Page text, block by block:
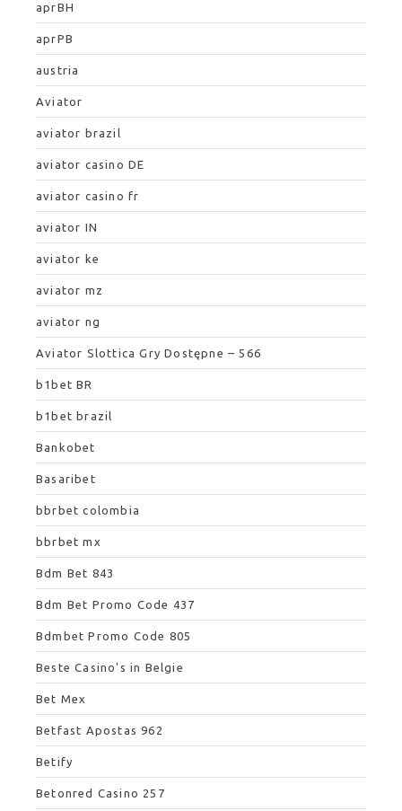
aprBH
aprPB
austria
Aviator
aviator brazil
aviator casino DE
aviator casino fr
aviator IN
aviator ke
aviator mz
aviator ng
Aviator Slottica Gry Dostępne – 566
b1bet BR
b1bet brazil
Bankobet
Basaribet
bbrbet colombia
bbrbet mx
Bdm Bet 843
Bdm Bet Promo Code 437
Bdmbet Promo Code 805
Beste Casino's in Belgie
Bet Mex
Betfast Apostas 962
Betify
Betonred Casino 257